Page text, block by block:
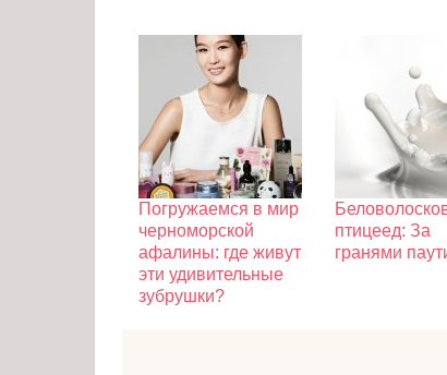
Погружаемся в мир
черноморской
афалины: где живут
эти удивительные
зубрушки?
птицеед: За
гранями